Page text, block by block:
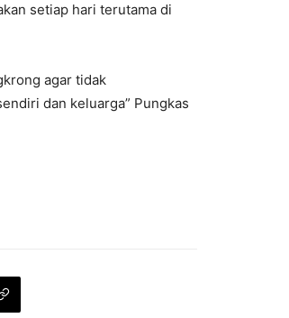
setiap hari terutama di
agar tidak
dan keluarga” Pungkas